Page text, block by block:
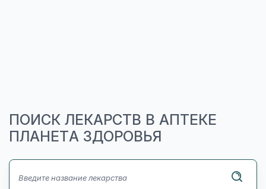
ПОИСК ЛЕКАРСТВ В АПТЕКЕ
ПЛАНЕТА ЗДОРОВЬЯ